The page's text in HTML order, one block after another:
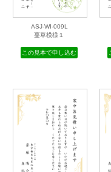
ASJ-WI-009L
蔓草模様１
この見本で申し込む